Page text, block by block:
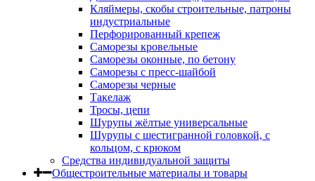
Кляймеры, скобы строительные, патроны
индустриальные
Перфорированный крепеж
Саморезы кровельные
Саморезы оконные, по бетону
Саморезы с пресс-шайбой
Саморезы черные
Такелаж
Тросы, цепи
Шурупы жёлтые универсальные
Шурупы с шестигранной головкой, с
кольцом, с крюком
Средства индивидуальной защиты
Общестроительные материалы и товары